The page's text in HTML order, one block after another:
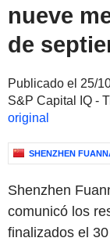
nueve
de
Publicado el 25/
S&P Capital IQ -
original
SHENZHEN
Shenzhen
comunicó los
finalizados el